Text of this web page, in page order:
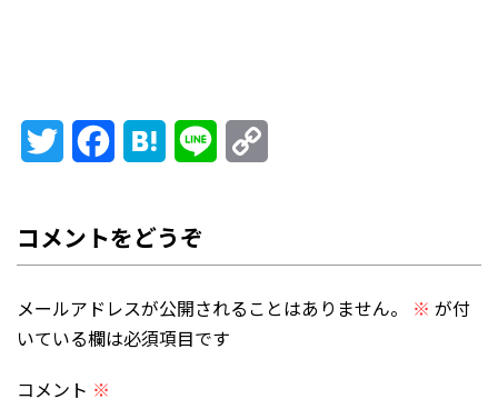
Twitter FacebookHatena Line
メールアドレスが公開されることはありません。 ※ が付
いている欄は必須項目です
コメント ※